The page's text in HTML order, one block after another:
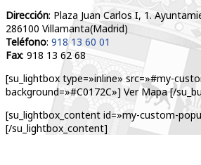
Dirección: Plaza Juan Carlos I, 1.
286100 Villamanta(Madrid)
Teléfono: 918 13 60 01
Fax: 918 13 62 68
[su_lightbox type=»inline» src=»#my-
background=»#C0172C»] Ver Mapa [/
[su_lightbox_content id=»my-custom-
[/su_lightbox_content]